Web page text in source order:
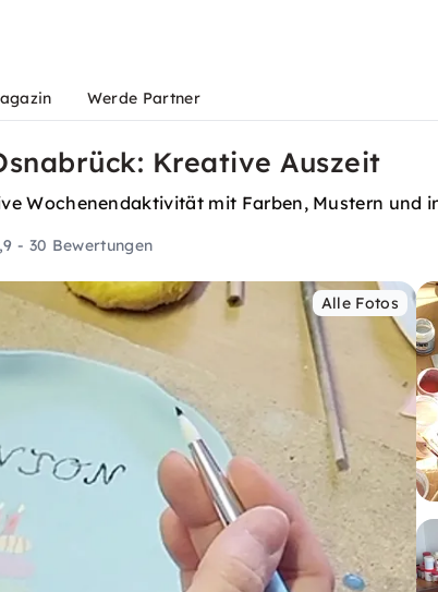
Werde Partner
Kreative Auszeit
Wochenendaktivität mit Farben, Mustern und
- 30 Bewertungen
Alle Fotos